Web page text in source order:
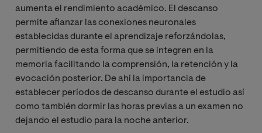
aumenta el rendimiento académico. El descanso
permite afianzar las conexiones neuronales
establecidas durante el aprendizaje reforzándolas,
permitiendo de esta forma que se integren en la
memoria facilitando la comprensión, la retención y la
evocación posterior. De ahí la importancia de
establecer períodos de descanso durante el estudio así
como también dormir las horas previas a un examen no
dejando el estudio para la noche anterior.